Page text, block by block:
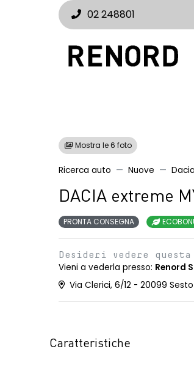
02 248801
Mostra le 6 foto
Ricerca auto Nuove Dacia
DACIA extreme
PRONTA CONSEGNA
Desideri vedere
Vieni a vederla presso: Renord
Via Clerici, 6/12 - 20099
Caratteristiche